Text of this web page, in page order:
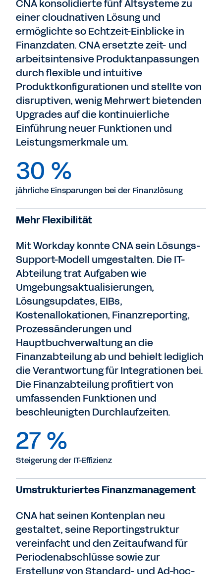
CNA konsolidierte fünf Altsysteme zu
einer cloudnativen Lösung und
ermöglichte so Echtzeit-Einblicke in
Finanzdaten. CNA ersetzte zeit- und
arbeitsintensive Produktanpassungen
durch flexible und intuitive
Produktkonfigurationen und stellte von
disruptiven, wenig Mehrwert bietenden
Upgrades auf die kontinuierliche
Einführung neuer Funktionen und
Leistungsmerkmale um.
30 %
jährliche Einsparungen bei der Finanzlösung
Mehr Flexibilität
Mit Workday konnte CNA sein Lösungs-
Support-Modell umgestalten. Die IT-
Abteilung trat Aufgaben wie
Umgebungsaktualisierungen,
Lösungsupdates, EIBs,
Kostenallokationen, Finanzreporting,
Prozessänderungen und
Hauptbuchverwaltung an die
Finanzabteilung ab und behielt lediglich
die Verantwortung für Integrationen bei.
Die Finanzabteilung profitiert von
umfassenden Funktionen und
beschleunigten Durchlaufzeiten.
27 %
Steigerung der IT-Effizienz
Umstrukturiertes Finanzmanagement
CNA hat seinen Kontenplan neu
gestaltet, seine Reportingstruktur
vereinfacht und den Zeitaufwand für
Periodenabschlüsse sowie zur
Erstellung von Standard- und Ad-hoc-